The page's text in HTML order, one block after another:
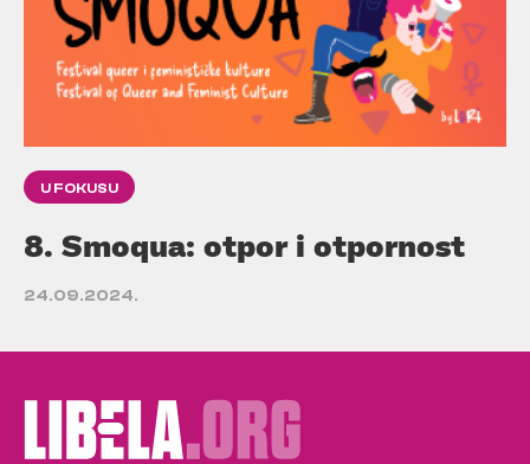
U FOKUSU
8. Smoqua: otpor i otpornost
24.09.2024.